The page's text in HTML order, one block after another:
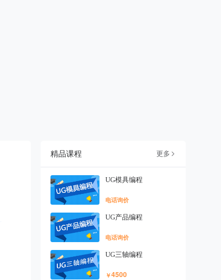
精品课程 更多 
UG模具编程
电话询价
UG产品编程
电话询价
UG三轴编程
￥4500